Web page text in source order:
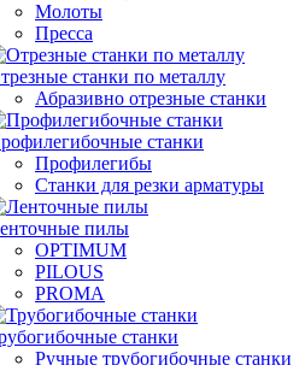
Молоты
Пресса
станки по металлу
Абразивно отрезные станки
станки
Профилегибы
Станки для резки арматуры
пилы
OPTIMUM
PILOUS
PROMA
станки
Ручные трубогибочные станки